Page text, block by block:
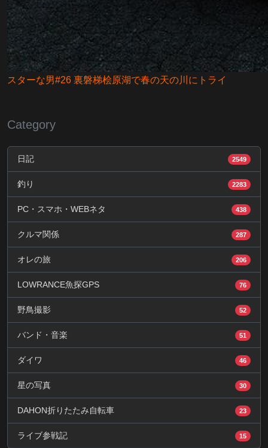
スターな男#26 裏磐梯桧原湖で春の天の川にトライ
Category
日記 2549
釣り 2283
PC・スマホ・WEBネタ 438
クルマ関係 287
オレの旅 206
LOWRANCE魚探GPS 76
野鳥撮影 52
バンド・音楽 51
ダイワ 46
星の写真 30
DAHON折りたたみ自転車 23
ライブ参戦記 15